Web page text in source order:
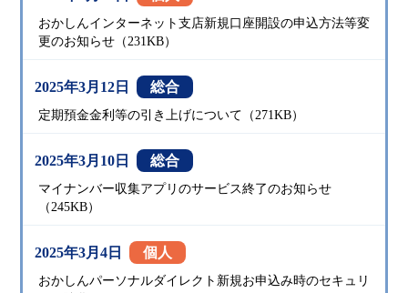
おかしんインターネット支店新規口座開設の申込方法等変
更のお知らせ（231KB）
2025年3月12日 総合
定期預金金利等の引き上げについて（271KB）
2025年3月10日 総合
マイナンバー収集アプリのサービス終了のお知らせ
（245KB）
2025年3月4日 個人
おかしんパーソナルダイレクト新規お申込み時のセキュリ